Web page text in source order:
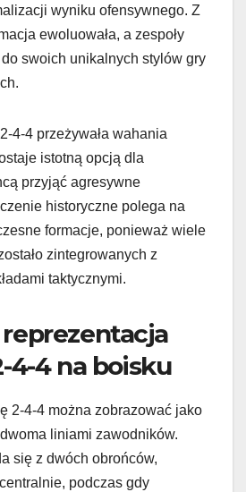
wyniku ofensywnego. Z
ewoluowała, a zespoły
swoich unikalnych stylów gry
4-4 przeżywała wahania
istotną opcją dla
przyjąć agresywne
historyczne polega na
formacje, ponieważ wiele
zintegrowanych z
taktycznymi.
4-4 na boisku
2-4-4 można zobrazować jako
liniami zawodników.
się z dwóch obrońców,
podczas gdy